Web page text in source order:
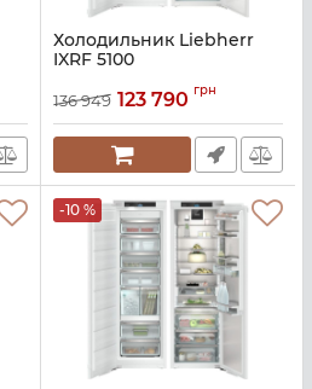
Холодильник Liebherr
IXRF 5100
136 949 123 790 грн
-10 %